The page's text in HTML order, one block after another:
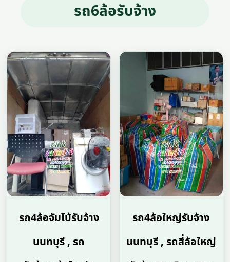
รถ6ล้อรับจ้าง
รถ4ล้อจัมโบ้รับจ้าง
นนทบุรี , รถ
รถ4ล้อใหญ่รับจ้าง
นนทบุรี , รถสี่ล้อใหญ่